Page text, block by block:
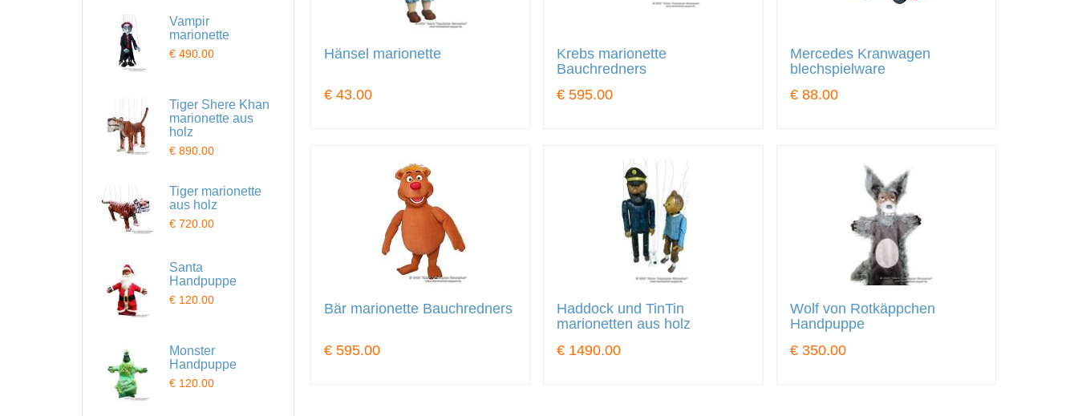
Hänsel marionette
€ 43.00
Krebs marionette
Bauchredners
€ 595.00
Mercedes Kranwagen
blechspielware
€ 88.00
Bär marionette Bauchredners
€ 595.00
Haddock und TinTin
marionetten aus holz
€ 1490.00
Wolf von Rotkäppchen
Handpuppe
€ 350.00
Vampir
marionette
€ 490.00
Tiger Shere Khan
marionette aus
holz
€ 890.00
Tiger marionette
aus holz
€ 720.00
Santa
Handpuppe
€ 120.00
Monster
Handpuppe
€ 120.00